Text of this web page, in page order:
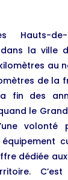
Hauts-
la ville
au
de la
fin des
le
dédiée